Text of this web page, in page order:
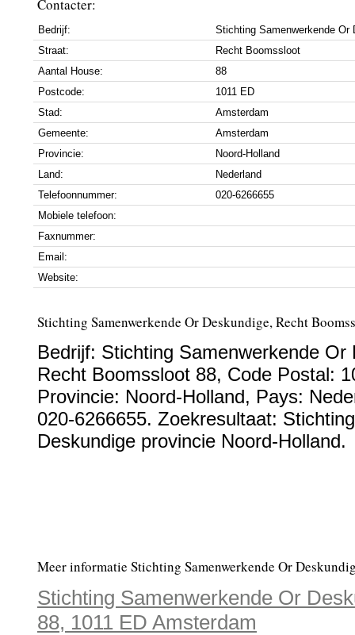
Contacter:
Bedrijf:
Stichting Samenwerkende Or
Straat:
Recht Boomssloot
Aantal House:
88
Postcode:
1011 ED
Stad:
Amsterdam
Gemeente:
Amsterdam
Provincie:
Noord-Holland
Land:
Nederland
Telefoonnummer:
020-6266655
Mobiele telefoon:
Faxnummer:
Email:
Website:
Stichting Samenwerkende Or Deskundige, Recht
Bedrijf: Stichting Samenwerkende Or
Recht Boomssloot 88, Code Postal:
Provincie: Noord-Holland, Pays:
020-6266655. Zoekresultaat:
Deskundige provincie Noord-Holland.
Meer informatie Stichting Samenwerkende Or
Stichting Samenwerkende Or
88, 1011 ED Amsterdam